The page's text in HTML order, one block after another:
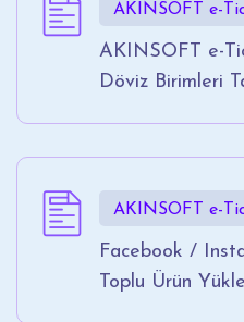
AKINSOFT e-
AKINSOFT e-
Döviz Birimleri
AKINSOFT e-
Facebook /
Toplu Ürün